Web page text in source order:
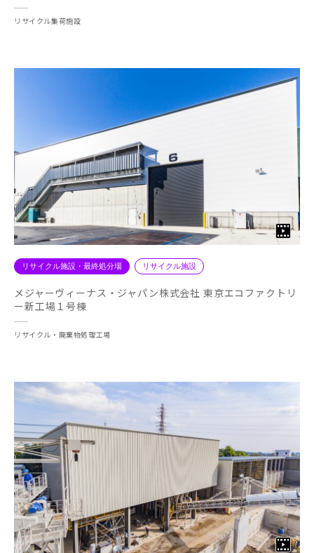
リサイクル集荷施設
リサイクル施設・最終処分場 リサイクル施設
メジャーヴィーナス・ジャパン株式会社 東京エコファクトリ
ー新工場１号棟
リサイクル・廃棄物処理工場